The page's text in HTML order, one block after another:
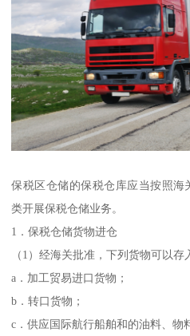
保税区仓储的保税仓库应当按照
类开展保税仓储业务。
1．保税仓储货物进仓
（1）经海关批准，下列货物可以存
a．加工贸易进口货物；
b．转口货物；
c．供应国际航行船舶和的油料、物